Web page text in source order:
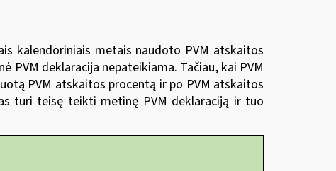
kalendoriniais metais naudoto PVM atskaitos
PVM deklaracija nepateikiama. Tačiau, kai PVM
PVM atskaitos procentą ir po PVM atskaitos
turi teisę teikti metinę PVM deklaraciją ir tuo